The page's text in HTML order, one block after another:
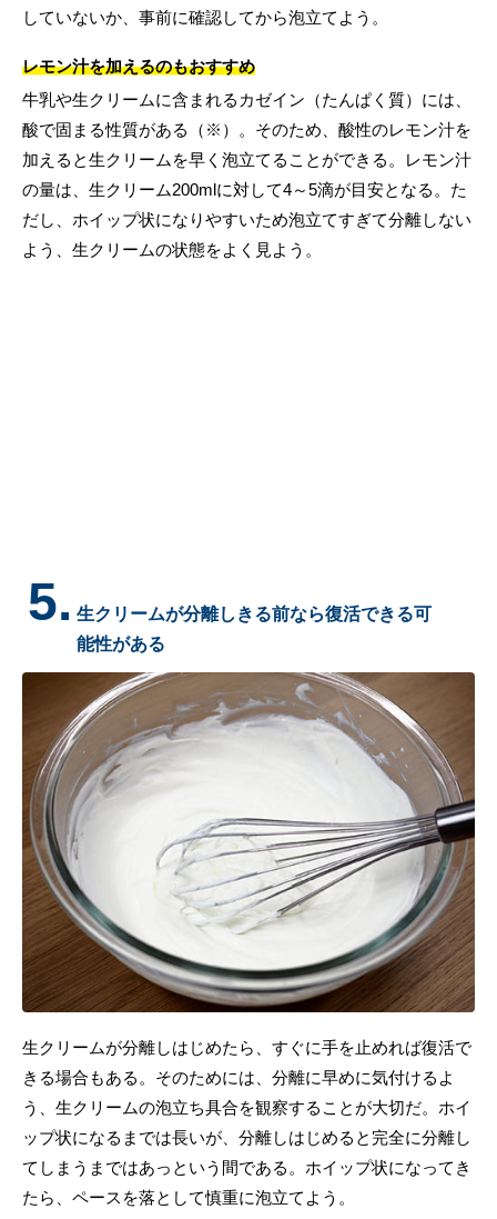
していないか、事前に確認してから泡立てよう。
レモン汁を加えるのもおすすめ
牛乳や生クリームに含まれるカゼイン（たんぱく質）には、
酸で固まる性質がある（※）。そのため、酸性のレモン汁を
加えると生クリームを早く泡立てることができる。レモン汁
の量は、生クリーム200mlに対して4～5滴が目安となる。た
だし、ホイップ状になりやすいため泡立てすぎて分離しない
よう、生クリームの状態をよく見よう。
5. 生クリームが分離しきる前なら復活できる可
能性がある
生クリームが分離しはじめたら、すぐに手を止めれば復活で
きる場合もある。そのためには、分離に早めに気付けるよ
う、生クリームの泡立ち具合を観察することが大切だ。ホイ
ップ状になるまでは長いが、分離しはじめると完全に分離し
てしまうまではあっという間である。ホイップ状になってき
たら、ペースを落として慎重に泡立てよう。